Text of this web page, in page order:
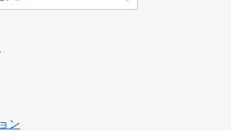
ン